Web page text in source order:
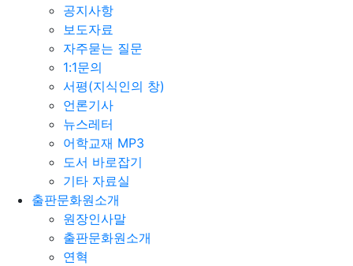
공지사항
보도자료
자주묻는 질문
1:1문의
서평(지식인의 창)
언론기사
뉴스레터
어학교재 MP3
도서 바로잡기
기타 자료실
출판문화원소개
원장인사말
출판문화원소개
연혁